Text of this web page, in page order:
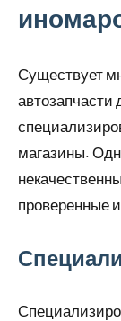
Существует
автозапчасти
магазины.
проверенные